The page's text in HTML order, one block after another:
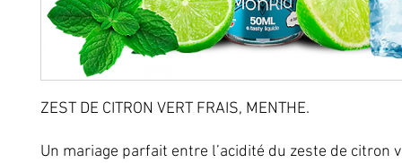
ZEST DE CITRON VERT FRAIS, MENTHE.
Un mariage parfait entre l’acidité du zeste de citron